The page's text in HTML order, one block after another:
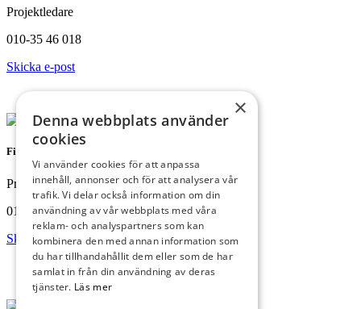
Projektledare
010-35 46 018
Skicka e-post
Filip Norell
Projektledare
010-35 46 019
Skicka e-post
×
Denna webbplats använder
cookies
Vi använder cookies för att anpassa
innehåll, annonser och för att analysera vår
trafik. Vi delar också information om din
användning av vår webbplats med våra
reklam- och analyspartners som kan
kombinera den med annan information som
du har tillhandahållit dem eller som de har
samlat in från din användning av deras
tjänster. Läs mer